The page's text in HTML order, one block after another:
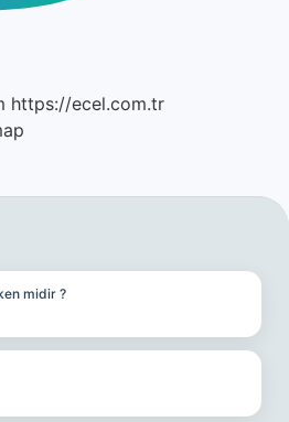
https://ecel.com.tr
midir ?